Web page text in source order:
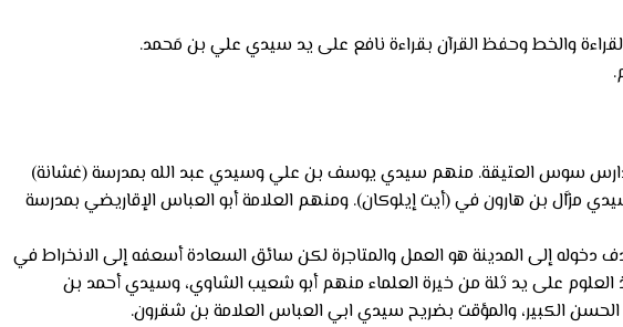
والخط وحفظ القرآن بقراءة نافع على يد سيدي علي بن مَحمد.
بمدارس سوس العتيقة. منهم سيدي يوسف بن علي وسيدي عبد الله بمدرسة (غشانة)
بن هارون في (أيت إيلوكان). ومنهم العلامة أبو العباس الإقاريضي بمدرسة
إلى المدينة هو العمل والمتاجرة لكن سائق السعادة أسعفه إلى الانخراط في
العلوم على يد ثلة من خيرة العلماء منهم أبو شعيب الشاوي، وسيدي أحمد بن
الحسن الكبير، والمؤقت بضريح سيدي ابي العباس العلامة بن شقرون.